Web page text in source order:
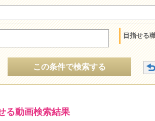
目指せる
この条件で検索する
る動画検索結果